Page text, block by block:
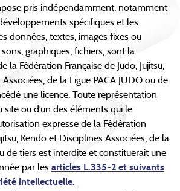
pris indépendamment, notamment
spécifiques et les
données, textes, images fixes ou
graphiques, fichiers, sont la
la Fédération Française de Judo, Jujitsu,
de la Ligue PACA JUDO ou de
une licence. Toute représentation
ou d’un des éléments qui le
expresse de la Fédération
Kendo et Disciplines Associées, de la
de tiers est interdite et constituerait une
par les articles L.335-2 et suivants
intellectuelle.